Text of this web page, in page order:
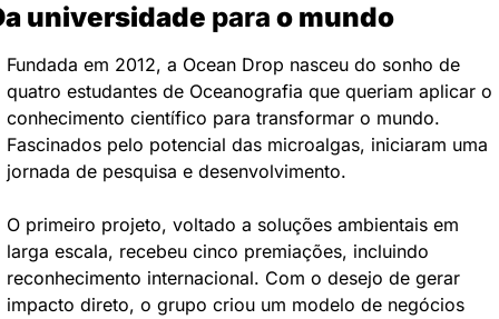
universidade para o mundo
Fundada em 2012, a Ocean Drop nasceu do sonho de
quatro estudantes de Oceanografia que queriam aplicar o
conhecimento científico para transformar o mundo.
Fascinados pelo potencial das microalgas, iniciaram uma
jornada de pesquisa e desenvolvimento.
O primeiro projeto, voltado a soluções ambientais em
larga escala, recebeu cinco premiações, incluindo
reconhecimento internacional. Com o desejo de gerar
impacto direto, o grupo criou um modelo de negócios